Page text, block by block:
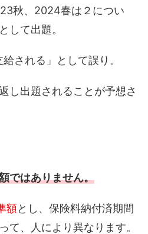
秋、2024春は２につい
して出題。
される」として誤り。
し出題されることが予想さ
ではありません。
額とし、保険料納付済期間
て、人により異なります。